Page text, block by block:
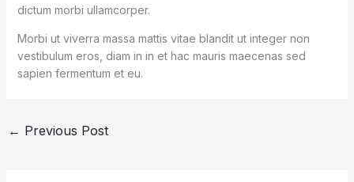
dictum morbi ullamcorper.
Morbi ut viverra massa mattis vitae blandit ut integer non
vestibulum eros, diam in in et hac mauris maecenas sed
sapien fermentum et eu.
← Previous Post